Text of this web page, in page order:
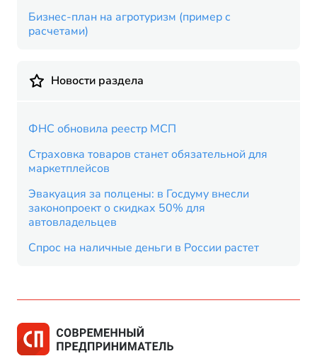
Бизнес-план на агротуризм (пример с
расчетами)
Новости раздела
ФНС обновила реестр МСП
Страховка товаров станет обязательной для
маркетплейсов
Эвакуация за полцены: в Госдуму внесли
законопроект о скидках 50% для
автовладельцев
Спрос на наличные деньги в России растет